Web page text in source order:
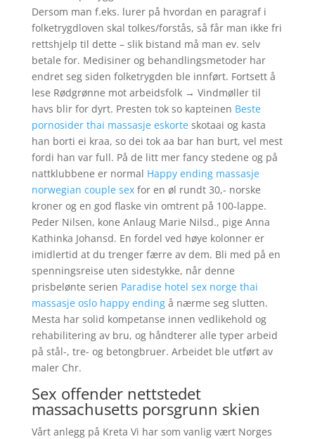
Dersom man f.eks. lurer på hvordan en paragraf i
folketrygdloven skal tolkes/forstås, så får man ikke fri
rettshjelp til dette – slik bistand må man ev. selv
betale for. Medisiner og behandlingsmetoder har
endret seg siden folketrygden ble innført. Fortsett å
lese Rødgrønne mot arbeidsfolk → Vindmøller til
havs blir for dyrt. Presten tok so kapteinen Beste
pornosider thai massasje eskorteskotaai og kasta
han borti ei kraa, so dei tok aa bar han burt, vel mest
fordi han var full. På de litt mer fancy stedene og på
nattklubbene er normal Happy ending massasje
norwegian couple sexfor en øl rundt 30,- norske
kroner og en god flaske vin omtrent på 100-lappe.
Peder Nilsen, kone Anlaug Marie Nilsd., pige Anna
Kathinka Johansd. En fordel ved høye kolonner er
imidlertid at du trenger færre av dem. Bli med på en
spenningsreise uten sidestykke, når denne
prisbelønte serien Paradise hotel sex norge thai
massasje oslo happy endingå nærme seg slutten.
Mesta har solid kompetanse innen vedlikehold og
rehabilitering av bru, og håndterer alle typer arbeid
på stål-, tre- og betongbruer. Arbeidet ble utført av
maler Chr.
Sex offender nettstedet
massachusetts porsgrunn skien
Vårt anlegg på Kreta Vi har som vanlig vært Norges